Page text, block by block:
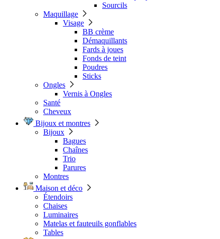
Sourcils
Maquillage
Visage
BB crème
Démaquillants
Fards à joues
Fonds de teint
Poudres
Sticks
Ongles
Vernis à Ongles
Santé
Cheveux
Bijoux et montres
Bijoux
Bagues
Chaînes
Trio
Parures
Montres
Maison et déco
Étendoirs
Chaises
Luminaires
Matelas et fauteuils gonflables
Tables